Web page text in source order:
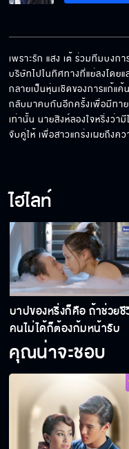
เพราะรัก แสง เต้ ร่วมทีมบงก
บริษัทไปในทิศทางที่แย่ลงโดยแ
กลายเป็นหุ่นเชิดของการแก้แ
กลับมาคบกันอีกครั้งเพื่อมีทาย
เท่านั้น นายสิงห์ลองใจหริ่งว่
จับคู่ให้ เพื่อสาวแกร่งเผยถึงค
ไฮไลท์
บาปของหริ่งก็คือ ถ้าช่วยชี
คนไม่ได้ก็ต้องก้มหน้ารับ
กรรมต่อไป
คุณน่าจะชอบ